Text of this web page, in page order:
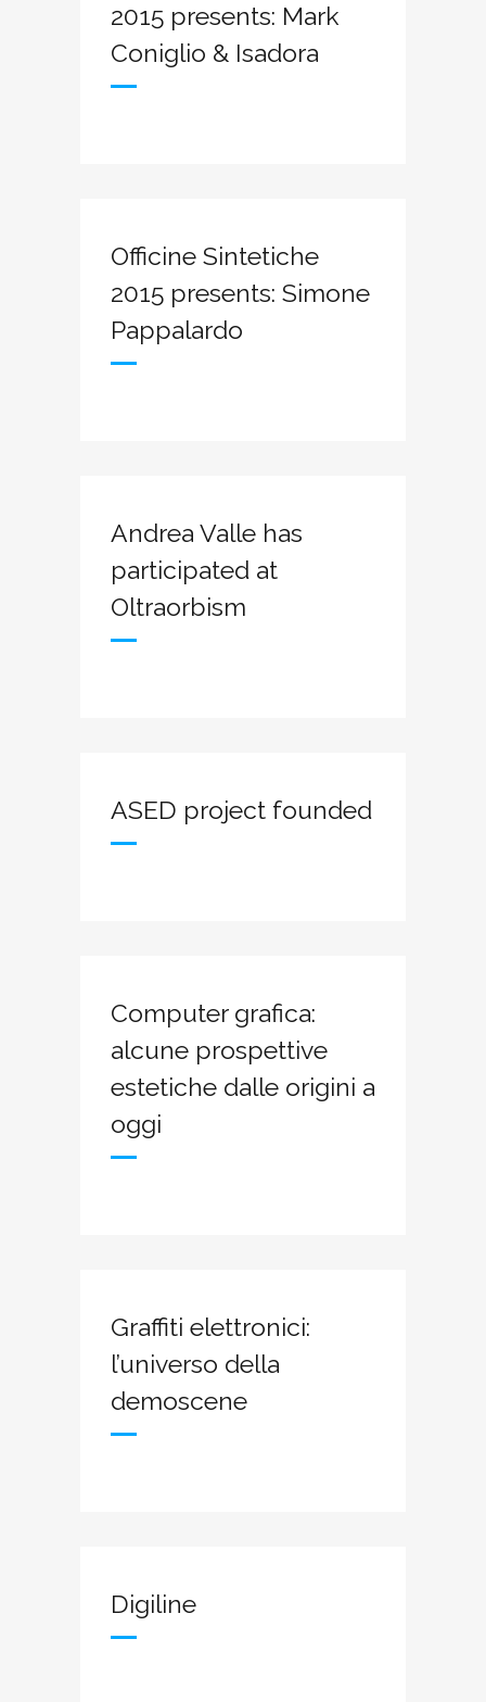
2015 presents: Mark
Coniglio & Isadora
Officine Sintetiche
2015 presents: Simone
Pappalardo
Andrea Valle has
participated at
Oltraorbism
ASED project founded
Computer grafica:
alcune prospettive
estetiche dalle origini a
oggi
Graffiti elettronici:
l’universo della
demoscene
Digiline